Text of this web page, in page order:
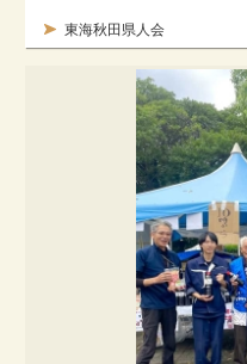
東海秋田県人会